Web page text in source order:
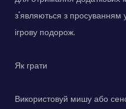
з'являються з просуванням
ігрову подорож.
Як грати
Використовуй мишу або